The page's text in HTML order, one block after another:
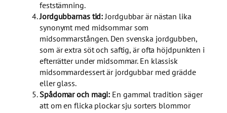
feststämning.
Jordgubbarnas tid: Jordgubbar är nästan lika
synonymt med midsommar som
midsommarstången. Den svenska jordgubben,
som är extra söt och saftig, är ofta höjdpunkten i
efterrätter under midsommar. En klassisk
midsommardessert är jordgubbar med grädde
eller glass.
Spådomar och magi: En gammal tradition säger
att om en flicka plockar sju sorters blommor